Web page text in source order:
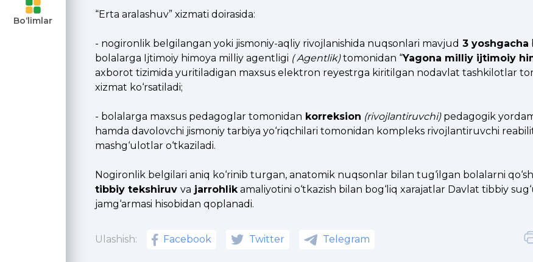
“Erta aralashuv” xizmati doirasida:
- nogironlik belgilangan yoki jismoniy-aqliy rivojlanishida nuqsonlari mavjud 3 yoshgacha
bolalarga Ijtimoiy himoya milliy agentligi ( Agentlik)tomonidan “Yagona milliy ijtimoiy
axborot tizimida yuritiladigan maxsus elektron reyestrga kiritilgan nodavlat tashkilotlar
xizmat ko‘rsatiladi;
- bolalarga maxsus pedagoglar tomonidan korreksion (rivojlantiruvchi) pedagogik
hamda davolovchi jismoniy tarbiya yo‘riqchilari tomonidan kompleks rivojlantiruvchi
mashg‘ulotlar o‘tkaziladi.
Nogironlik belgilari aniq ko‘rinib turgan, anatomik nuqsonlar bilan tug‘ilgan bolalarni
tibbiy tekshiruv va jarrohlikamaliyotini o‘tkazish bilan bog‘liq xarajatlar Davlat tibbiy
jamg‘armasi hisobidan qoplanadi.
Ulashish: Facebook Twitter Telegram
Bo‘limlar